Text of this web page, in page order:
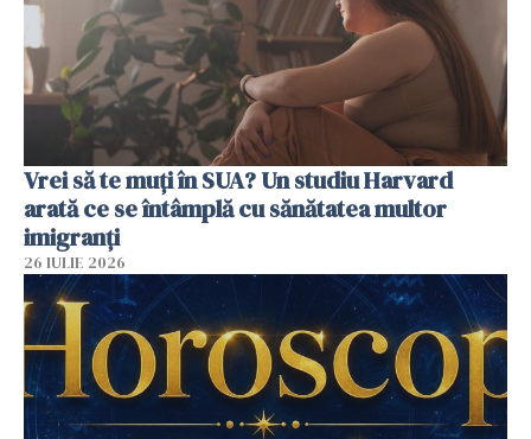
Vrei să te muți în SUA? Un studiu Harvard
arată ce se întâmplă cu sănătatea multor
imigranți
26 IULIE 2026